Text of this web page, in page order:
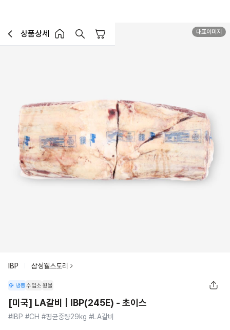
이전페이지로 이동
상품상세
홈 버튼홈 장바구니
대표이미지
IBP 삼성웰스토리
냉동수입소 원물
[미국] LA갈비 | IBP(245E) - 초이스
#IBP #CH #평균중량29kg #LA갈비